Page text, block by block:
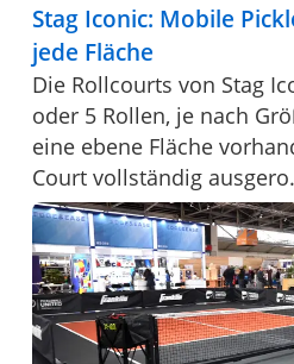
Stag Iconic: Mobile
jede Fläche
Die Rollcourts von Stag
oder 5 Rollen, je nach
eine ebene Fläche
Court vollständig